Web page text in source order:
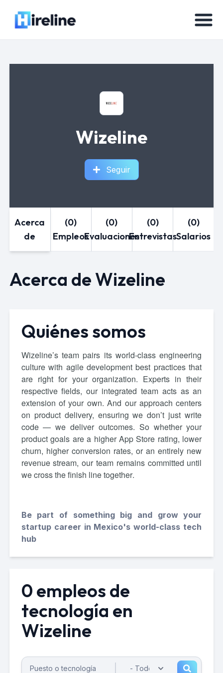
Wizeline
Seguir
Acerca
de
(0)
Empleos
(0)
Evaluaciones
(0)
Entrevistas
(0)
Salarios
Acerca de Wizeline
Quiénes somos
Wizeline’s team pairs its world-class engineering
culture with agile development best practices that
are right for your organization. Experts in their
respective fields, our integrated team acts as an
extension of your own. And our approach centers
on product delivery, ensuring we don’t just write
code — we deliver outcomes. So whether your
product goals are a higher App Store rating, lower
churn, higher conversion rates, or an entirely new
revenue stream,our team remains committed until
we cross the finish line together.
Be part of something big and grow your
startup career in Mexico's world-class tech
hub
0 empleos de
tecnología en
Wizeline